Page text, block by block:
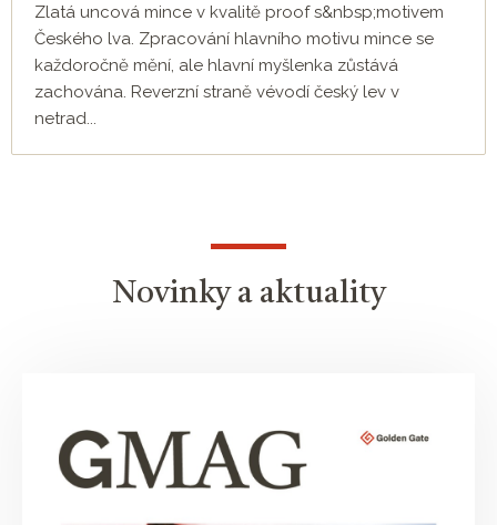
Zlatá uncová mince v kvalitě proof s&nbsp;motivem
Českého lva. Zpracování hlavního motivu mince se
každoročně mění, ale hlavní myšlenka zůstává
zachována. Reverzní straně vévodí český lev v
netrad...
Novinky a aktuality